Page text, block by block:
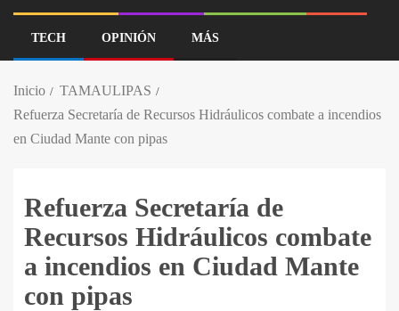
TECH OPINIÓN MÁS
Inicio
TAMAULIPAS
Refuerza Secretaría de Recursos Hidráulicos combate a incendios
en Ciudad Mante con pipas
Refuerza Secretaría de
Recursos Hidráulicos combate
a incendios en Ciudad Mante
con pipas